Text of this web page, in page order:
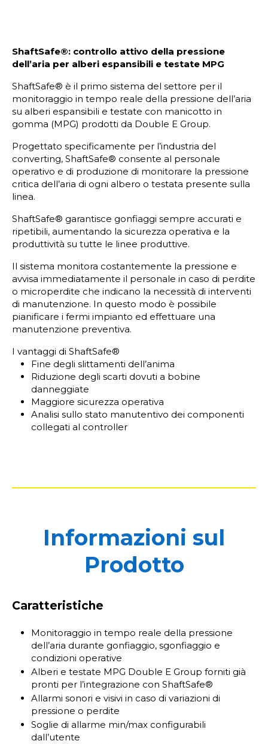
ShaftSafe®: controllo attivo della pressione
dell’aria per alberi espansibili e testate MPG
ShaftSafe® è il primo sistema del settore per il
monitoraggio in tempo reale della pressione dell’aria
su alberi espansibili e testate con manicotto in
gomma (MPG) prodotti da Double E Group.
Progettato specificamente per l’industria del
converting, ShaftSafe® consente al personale
operativo e di produzione di monitorare la pressione
critica dell’aria di ogni albero o testata presente sulla
linea.
ShaftSafe® garantisce gonfiaggi sempre accurati e
ripetibili, aumentando la sicurezza operativa e la
produttività su tutte le linee produttive.
Il sistema monitora costantemente la pressione e
avvisa immediatamente il personale in caso di perdite
o microperdite che indicano la necessità di interventi
di manutenzione. In questo modo è possibile
pianificare i fermi impianto ed effettuare una
manutenzione preventiva.
I vantaggi di ShaftSafe®
Fine degli slittamenti dell’anima
Riduzione degli scarti dovuti a bobine
danneggiate
Maggiore sicurezza operativa
Analisi sullo stato manutentivo dei componenti
collegati al controller
Informazioni sul
Prodotto
Caratteristiche
Monitoraggio in tempo reale della pressione
dell’aria durante gonfiaggio, sgonfiaggio e
condizioni operative
Alberi e testate MPG Double E Group forniti già
pronti per l’integrazione con ShaftSafe®
Allarmi sonori e visivi in caso di variazioni di
pressione o perdite
Soglie di allarme min/max configurabili
dall’utente